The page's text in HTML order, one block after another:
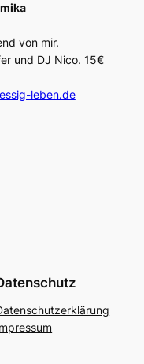
von mir.
und DJ Nico. 15€
leben.de